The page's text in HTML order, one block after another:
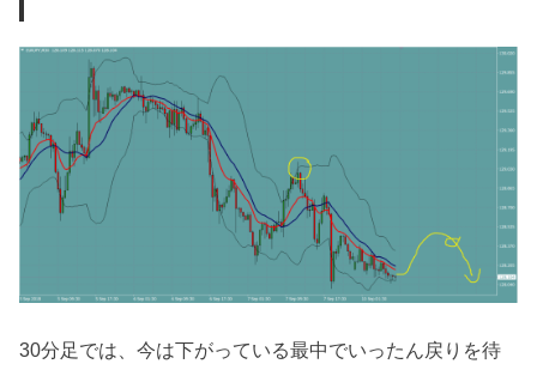
30分足では、今は下がっている最中でいったん戻りを待